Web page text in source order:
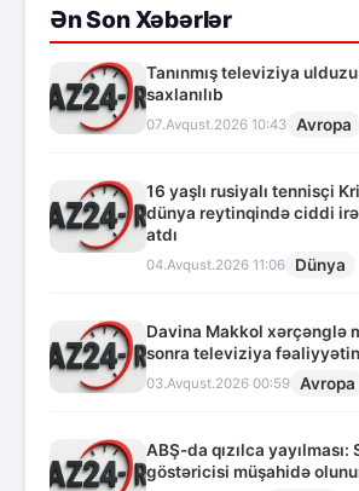
Ən Son Xəbərlər
Tanınmış televiziya
saxlanılıb
07.Avqust.2026 10:43 Avropa
16 yaşlı rusiyalı tennisçi
dünya reytinqində ciddi
atdı
04.Avqust.2026 11:06 Dünya
Davina Makkol xərçənglə
sonra televiziya
03.Avqust.2026 00:59 Avropa
ABŞ-da qızılca
göstəricisi müşahidə